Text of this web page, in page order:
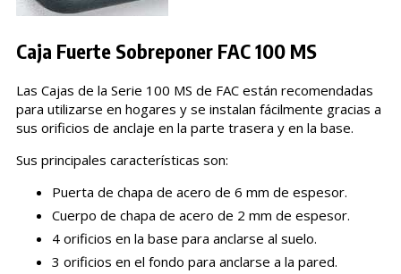
Caja Fuerte Sobreponer FAC 100 MS
Las Cajas de la Serie 100 MS de FAC están recomendadas
para utilizarse en hogares y se instalan fácilmente gracias a
sus orificios de anclaje en la parte trasera y en la base.
Sus principales características son:
Puerta de chapa de acero de 6 mm de espesor.
Cuerpo de chapa de acero de 2 mm de espesor.
4 orificios en la base para anclarse al suelo.
3 orificios en el fondo para anclarse a la pared.